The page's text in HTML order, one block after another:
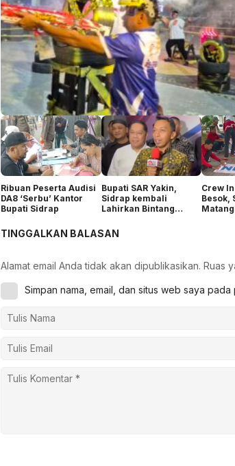
Ribuan Peserta Audisi
DA8 ‘Serbu’ Kantor
Bupati Sidrap
Bupati SAR Yakin,
Sidrap kembali
Lahirkan Bintang
Crew
Besok,
TINGGALKAN BALASAN
Alamat email Anda tidak akan dipublikasikan. Ruas
Simpan nama, email, dan situs web saya